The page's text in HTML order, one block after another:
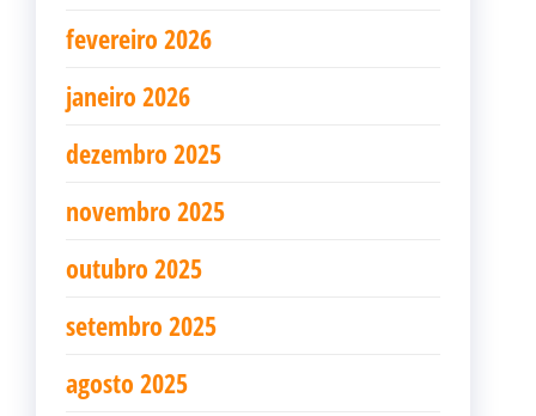
fevereiro 2026
janeiro 2026
dezembro 2025
novembro 2025
outubro 2025
setembro 2025
agosto 2025